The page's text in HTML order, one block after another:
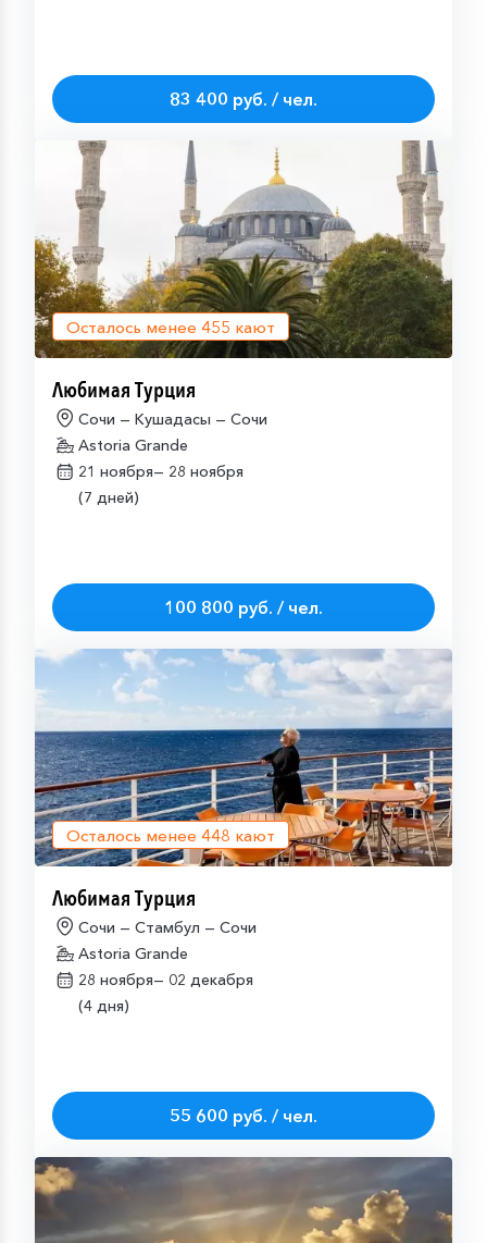
83 400 руб. / чел.
Осталось менее 455 кают
Любимая Турция
Сочи — Кушадасы — Сочи
Astoria Grande
21 ноября— 28 ноября
(7 дней)
100 800 руб. / чел.
Осталось менее 448 кают
Любимая Турция
Сочи — Стамбул — Сочи
Astoria Grande
28 ноября— 02 декабря
(4 дня)
55 600 руб. / чел.